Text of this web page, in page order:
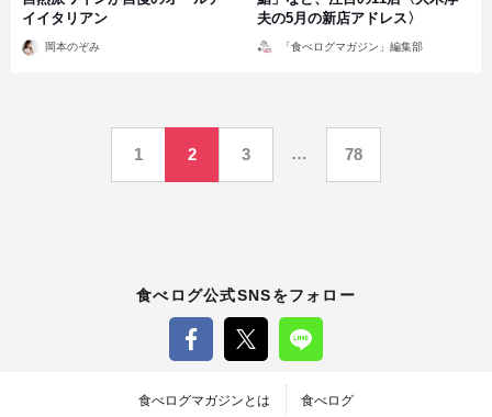
イイタリアン
投
稿
岡本のぞみ
夫の5月の新店アドレス〉
「食べログマガジン」編集部
1 2 3 … 78
食べログ公式SNSをフォロー
食べログマガジンとは 食べログ